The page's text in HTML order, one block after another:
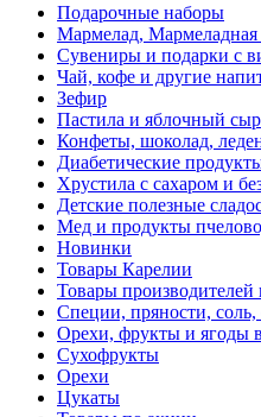
Подарочные наборы
Мармелад, Мармеладная
Сувениры и подарки с
Чай, кофе и другие
Зефир
Пастила и яблочный сыр
Конфеты, шоколад,
Диабетические
Хрустила с сахаром и
Детские полезные
Мед и продукты
Новинки
Товары Карелии
Товары производителей
Специи, пряности, соль,
Орехи, фрукты и ягоды
Сухофрукты
Орехи
Цукаты